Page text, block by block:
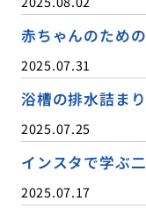
赤ちゃんのため
2025.07.31
浴槽の排水詰ま
2025.07.25
インスタで学ぶ
2025.07.17